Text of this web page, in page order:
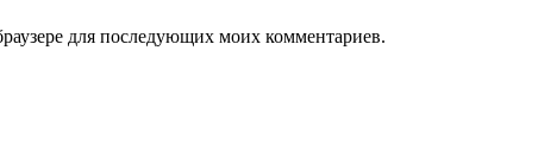
для последующих моих комментариев.